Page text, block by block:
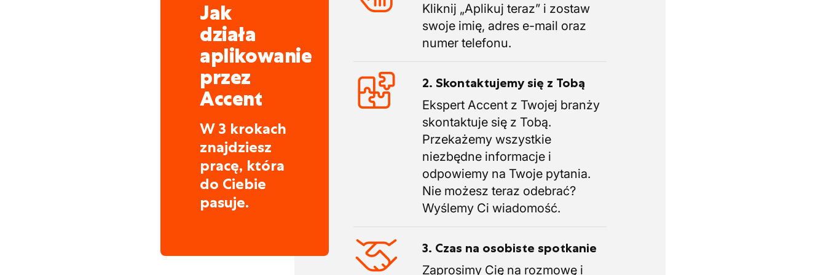
Jak
działa
aplikowanie
przez
Accent
W 3 krokach
znajdziesz
pracę, która
do Ciebie
pasuje.
Kliknij „Aplikuj teraz” i zostaw
swoje imię, adres e-mail oraz
numer telefonu.
2. Skontaktujemy się z Tobą
Ekspert Accent z Twojej branży
skontaktuje się z Tobą.
Przekażemy wszystkie
niezbędne informacje i
odpowiemy na Twoje pytania.
Nie możesz teraz odebrać?
Wyślemy Ci wiadomość.
3. Czas na osobiste spotkanie
Zaprosimy Cię na rozmowę i